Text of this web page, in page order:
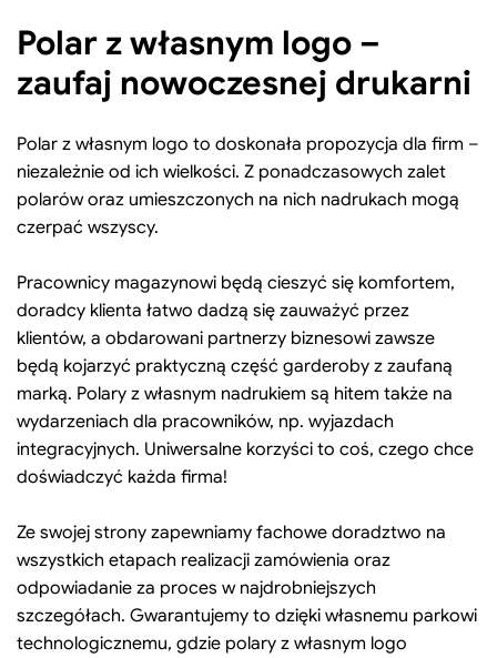
Polar z własnym logo –
zaufaj nowoczesnej drukarni
Polar z własnym logo to doskonała propozycja dla firm –
niezależnie od ich wielkości. Z ponadczasowych zalet
polarów oraz umieszczonych na nich nadrukach mogą
czerpać wszyscy.
Pracownicy magazynowi będą cieszyć się komfortem,
doradcy klienta łatwo dadzą się zauważyć przez
klientów, a obdarowani partnerzy biznesowi zawsze
będą kojarzyć praktyczną część garderoby z zaufaną
marką. Polary z własnym nadrukiem są hitem także na
wydarzeniach dla pracowników, np. wyjazdach
integracyjnych. Uniwersalne korzyści to coś, czego chce
doświadczyć każda firma!
Ze swojej strony zapewniamy fachowe doradztwo na
wszystkich etapach realizacji zamówienia oraz
odpowiadanie za proces w najdrobniejszych
szczegółach. Gwarantujemy to dzięki własnemu parkowi
technologicznemu, gdzie polary z własnym logo